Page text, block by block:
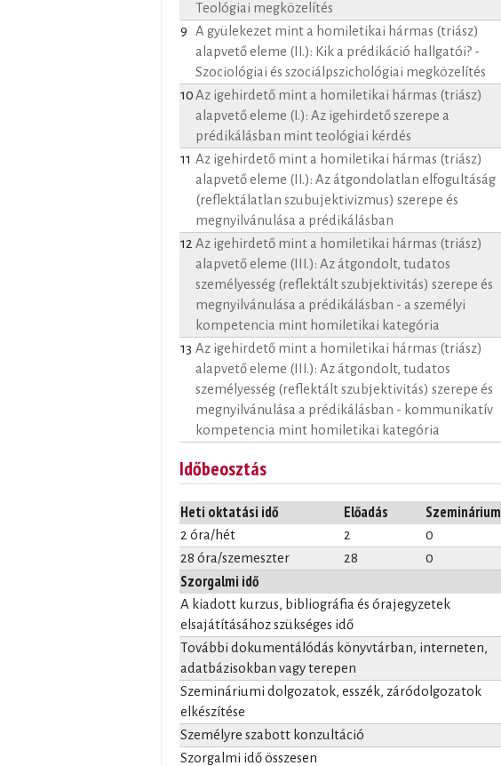
Teológiai megközelítés
9
A gyülekezet mint a homiletikai hármas (triász)
alapvető eleme (II.): Kik a prédikáció hallgatói? -
Szociológiai és szociálpszichológiai megközelítés
10Az igehirdető mint a homiletikai hármas (triász)
alapvető eleme (I.): Az igehirdető szerepe a
prédikálásban mint teológiai kérdés
11 Az igehirdető mint a homiletikai hármas (triász)
alapvető eleme (II.): Az átgondolatlan elfogultáság
(reflektálatlan szubujektivizmus) szerepe és
megnyilvánulása a prédikálásban
12 Az igehirdető mint a homiletikai hármas (triász)
alapvető eleme (III.): Az átgondolt, tudatos
személyesség (reflektált szubjektivitás) szerepe és
megnyilvánulása a prédikálásban - a személyi
kompetencia mint homiletikai kategória
13 Az igehirdető mint a homiletikai hármas (triász)
alapvető eleme (III.): Az átgondolt, tudatos
személyesség (reflektált szubjektivitás) szerepe és
megnyilvánulása a prédikálásban - kommunikatív
kompetencia mint homiletikai kategória
Időbeosztás
Heti oktatási idő Előadás Szeminárium
2 óra/hét 2 0
28 óra/szemeszter
28 0
Szorgalmi idő
A kiadott kurzus, bibliográfia és órajegyzetek
elsajátításához szükséges idő
További dokumentálódás könyvtárban, interneten,
adatbázisokban vagy terepen
Szemináriumi dolgozatok, esszék, záródolgozatok
elkészítése
Személyre szabott konzultáció
Szorgalmi idő összesen